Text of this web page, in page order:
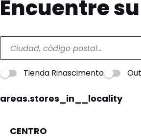
Encuentre
Tienda Rinascimento
areas.stores_in__locality
CENTRO